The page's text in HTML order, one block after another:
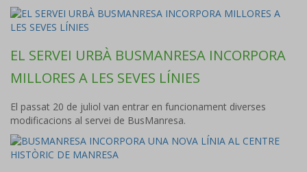
EL SERVEI URBÀ BUSMANRESA INCORPORA
MILLORES A LES SEVES LÍNIES
El passat 20 de juliol van entrar en funcionament diverses
modificacions al servei de BusManresa.